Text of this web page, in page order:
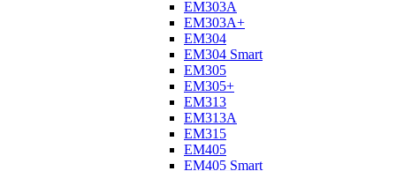
EM303A
EM303A+
EM304
EM304 Smart
EM305
EM305+
EM313
EM313A
EM315
EM405
EM405 Smart